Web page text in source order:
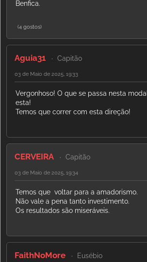
Benfica.
(4 gostos)
Aguia31 Capitão
03 de Maio de 2025, 19:33
Vergonhoso! O que se passa nesta
esta!
Temos que correr com esta direção!
CERVEIRA Capitão
03 de Maio de 2025, 19:34
Temos que voltar para a amadorismo.
Não vale a pena tanto investimento.
Os resultados são miseráveis.
FaithNoMore Eusébio